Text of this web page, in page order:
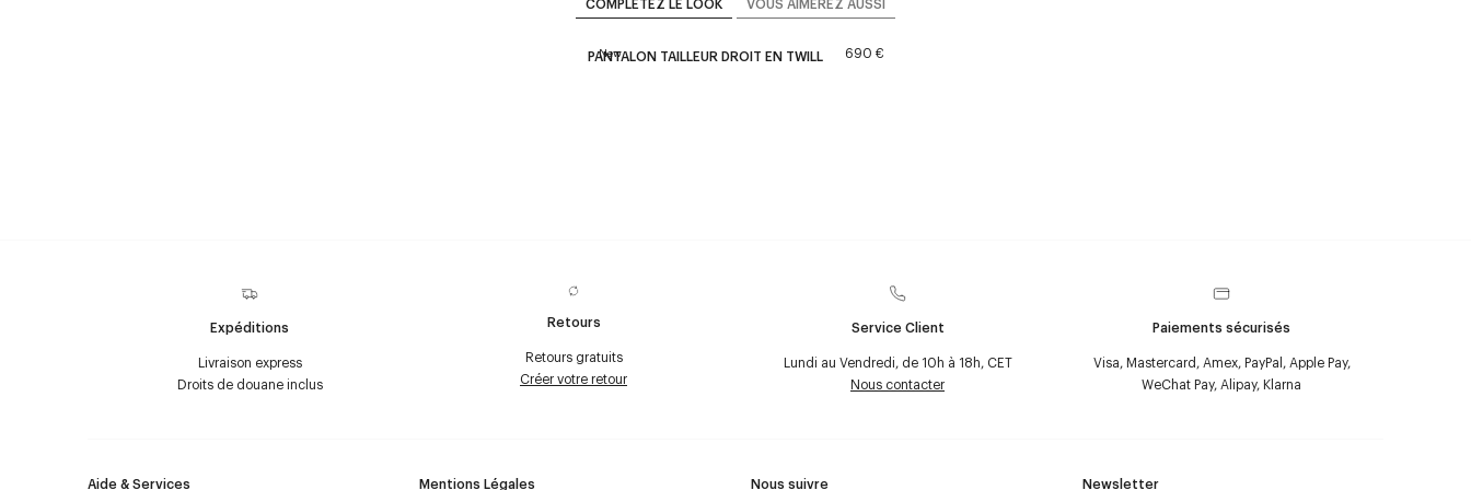
New
PANTALON TAILLEUR DROIT EN TWILL 690 €
Expéditions
Livraison express
Droits de douane inclus
Retours
Retours gratuits
Créer votre retour
Service Client
Lundi au Vendredi, de 10h à 18h, CET
Nous contacter
Paiements sécurisés
Visa, Mastercard, Amex, PayPal, Apple Pay,
WeChat Pay, Alipay, Klarna
Aide & Services Mentions Légales Nous suivre Newsletter